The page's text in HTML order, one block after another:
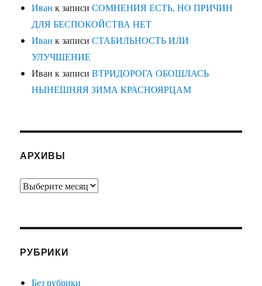
Иван к записиСОМНЕНИЯ ЕСТЬ, НО ПРИЧИН
ДЛЯ БЕСПОКОЙСТВА НЕТ
Иван к записиСТАБИЛЬНОСТЬ ИЛИ
УЛУЧШЕНИЕ
Иван к записиВТРИДОРОГА ОБОШЛАСЬ
НЫНЕШНЯЯ ЗИМА КРАСНОЯРЦАМ
АРХИВЫ
Архивы
РУБРИКИ
Без рубрики